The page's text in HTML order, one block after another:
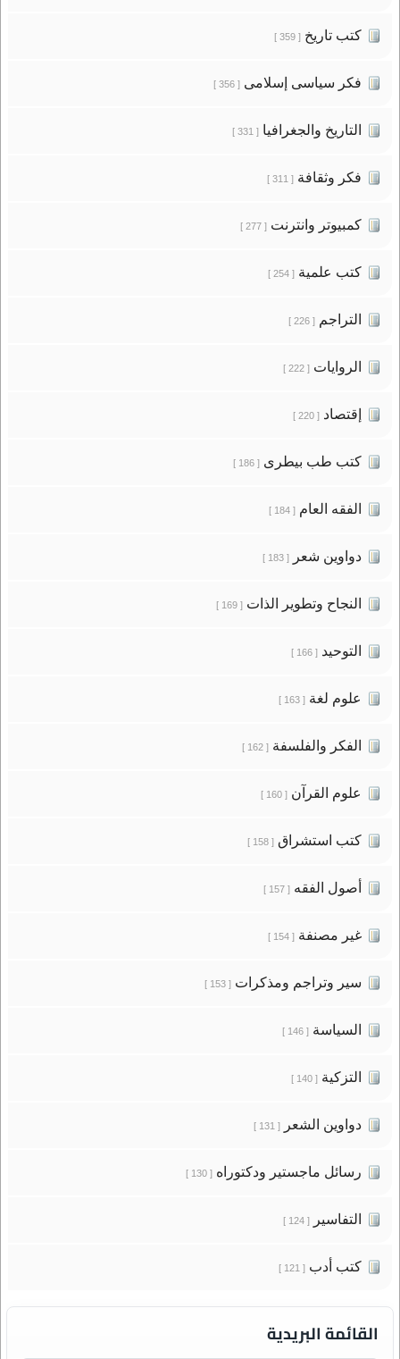
كتب تاريخ[ 359 ]
فكر سياسى إسلامى[ 356 ]
التاريخ والجغرافيا[ 331 ]
فكر وثقافة[ 311 ]
كمبيوتر وانترنت[ 277 ]
كتب علمية[ 254 ]
التراجم[ 226 ]
الروايات[ 222 ]
إقتصاد[ 220 ]
كتب طب بيطرى[ 186 ]
الفقه العام[ 184 ]
دواوين شعر[ 183 ]
النجاح وتطوير الذات[ 169 ]
التوحيد[ 166 ]
علوم لغة[ 163 ]
الفكر والفلسفة[ 162 ]
علوم القرآن[ 160 ]
كتب استشراق[ 158 ]
أصول الفقه[ 157 ]
غير مصنفة[ 154 ]
سير وتراجم ومذكرات[ 153 ]
السياسة[ 146 ]
التزكية[ 140 ]
دواوين الشعر[ 131 ]
رسائل ماجستير ودكتوراه[ 130 ]
التفاسير[ 124 ]
كتب أدب[ 121 ]
القائمة البريدية